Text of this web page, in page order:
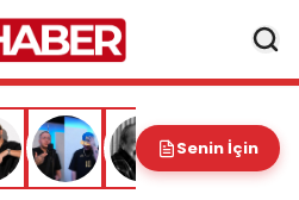
Senin İçin